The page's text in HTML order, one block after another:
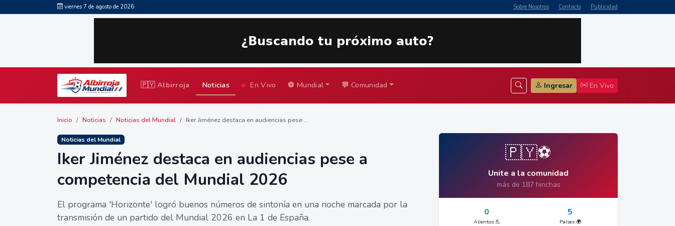
viernes 7 de agosto de 2026 Sobre Nosotros Contacto Publicidad
🇵🇾 Albirroja Noticias En Vivo ⚽ Mundial 💬 Comunidad Ingresar En Vivo
Inicio Noticias Noticias del Mundial Iker Jiménez destaca en audiencias pese ...
Noticias del Mundial
Iker Jiménez destaca en audiencias pese a
competencia del Mundial 2026
El programa 'Horizonte' logró buenos números de sintonía en una noche marcada por la
transmisión de un partido del Mundial 2026 en La 1 de España.
🇵🇾⚽
Unite a la comunidad
más de 187 hinchas
0
Alientos 💪
5
Países 🌍